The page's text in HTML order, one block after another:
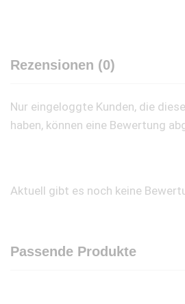
Rezensionen (0)
Nur eingeloggte Kunden, die
haben, können eine Bewertung
Aktuell gibt es noch keine
Passende Produkte